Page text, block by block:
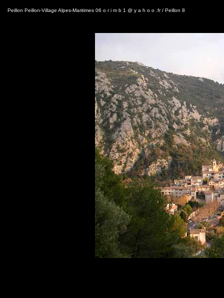
Peillon Peillon-Village Alpes-Maritimes 06 o r i m b 1 @ y a h o o .fr / Peillon 8